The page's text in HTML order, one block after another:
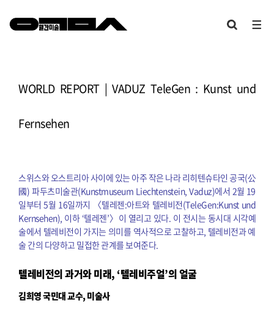
WORLD REPORT | VADUZ TeleGen : Kunst und
Fernsehen
스위스와 오스트리아 사이에 있는 아주 작은 나라 리히텐슈타인 공국(公
國) 파두츠미술관(Kunstmuseum Liechtenstein, Vaduz)에서 2월 19
일부터 5월 16일까지 〈텔레젠:아트와 텔레비전(TeleGen:Kunst und
Kernsehen), 이하 ‘텔레젠’〉이 열리고 있다. 이 전시는 동시대 시각예
술에서 텔레비전이 가지는 의미를 역사적으로 고찰하고, 텔레비전과 예
술 간의 다양하고 밀접한 관계를 보여준다.
텔레비전의 과거와 미래, ‘텔레비주얼’의 얼굴
김희영 국민대 교수, 미술사